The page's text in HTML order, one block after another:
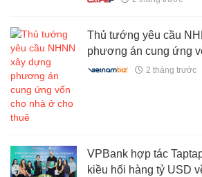
Thủ tướng yêu cầu
phương án cung ứng
thuê
2 tháng trước
VPBank hợp tác
kiều hối hàng tỷ USD